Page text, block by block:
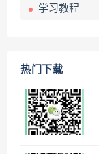
学习教程
热门下载